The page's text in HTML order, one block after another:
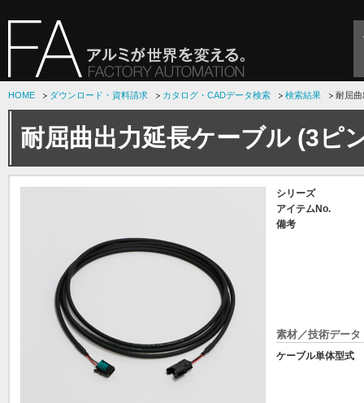
HOME ダウンロード・資料請求 カタログ・CADデータ検索 検索結果 耐屈
耐屈曲出力延長ケーブル (3ピ
シリーズ
アイテムNo.
備考
素材／技術データ
ケーブル単体型式